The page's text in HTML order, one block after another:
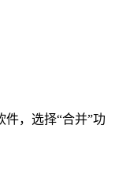
件，选择“合并”功